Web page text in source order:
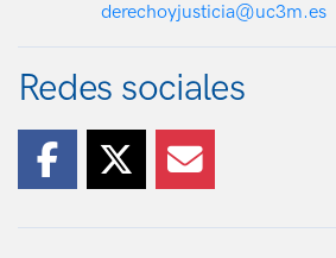
derechoyjusticia@uc3m.es
Redes sociales